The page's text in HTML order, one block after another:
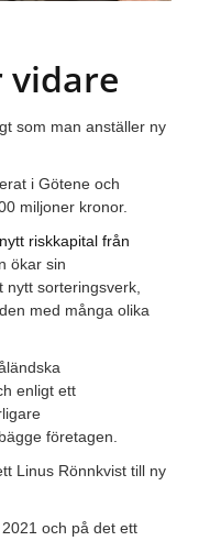
vidare
som man anställer ny
i Götene och
miljoner kronor.
riskkapital från
ökar sin
sorteringsverk,
med många olika
enligt ett
företagen.
Linus Rönnkvist till ny
och på det ett